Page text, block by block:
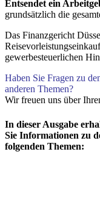
Entsendet ein
grundsätzlich die
Das Finanzgericht
gewerbesteuerlichen
Haben Sie Fragen zu
anderen Themen?
Wir freuen uns über
In dieser Ausgabe
Sie Informationen zu
folgenden Themen: